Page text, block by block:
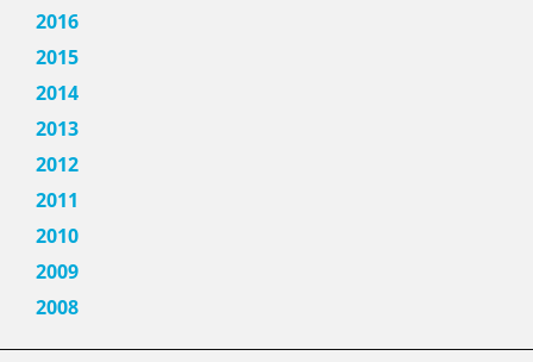
2016
2015
2014
2013
2012
2011
2010
2009
2008